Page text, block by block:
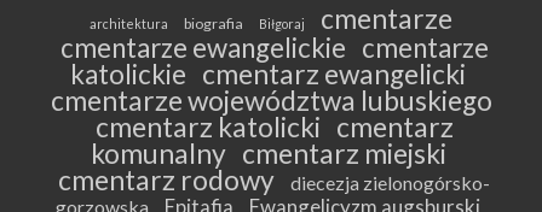
architektura biografia Biłgoraj
cmentarze
cmentarze ewangelickie cmentarze
katolickie cmentarz ewangelicki
cmentarze województwa lubuskiego
cmentarz katolicki cmentarz
komunalny cmentarz miejski
cmentarz rodowy
diecezja zielonogórsko-
gorzowska
Epitafia Ewangelicyzm augsburski